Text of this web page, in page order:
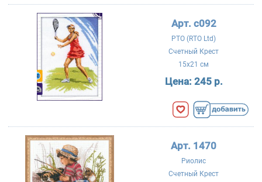
Арт. c092
РТО (RTO Ltd)
Счетный Крест
15x21 см
Цена: 245 р.
Арт. 1470
Риолис
Счетный Крест